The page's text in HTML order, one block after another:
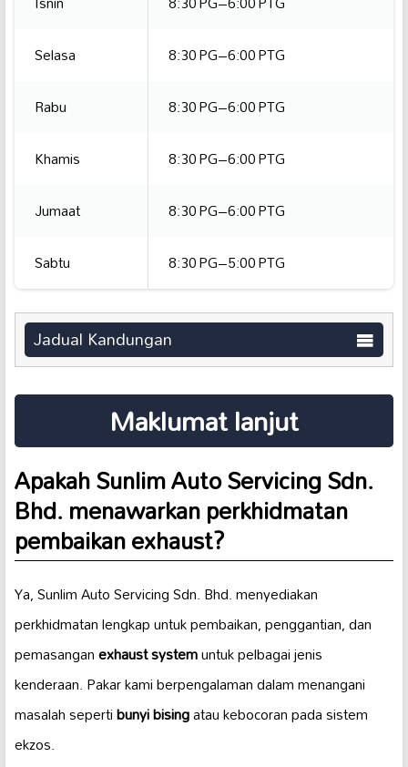
Selasa
8:30 PG–6:00 PTG
Rabu
8:30 PG–6:00 PTG
Khamis
8:30 PG–6:00 PTG
Jumaat
8:30 PG–6:00 PTG
Sabtu
8:30 PG–5:00 PTG
Jadual Kandungan
Maklumat lanjut
Apakah Sunlim Auto Servicing Sdn.
Bhd. menawarkan perkhidmatan
pembaikan exhaust?
Ya, Sunlim Auto Servicing Sdn. Bhd. menyediakan
perkhidmatan lengkap untuk pembaikan, penggantian, dan
pemasanganexhaust systemuntuk pelbagai jenis
kenderaan. Pakar kami berpengalaman dalam menangani
masalah sepertibunyi bisingatau kebocoran pada sistem
ekzos.